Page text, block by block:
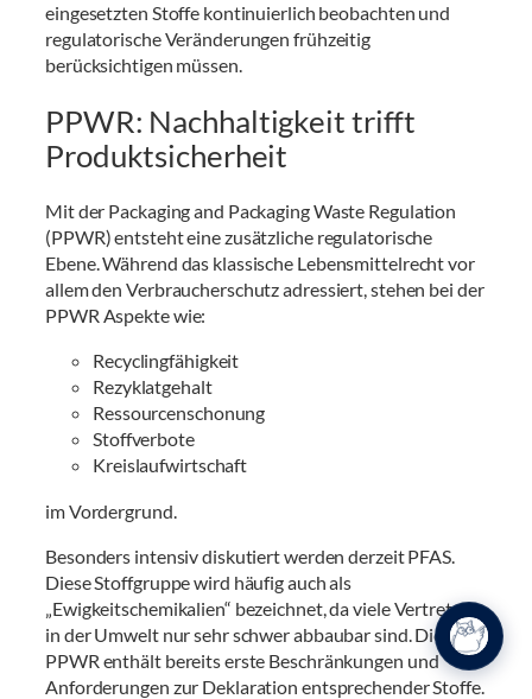
eingesetzten Stoffe kontinuierlich beobachten und
regulatorische Veränderungen frühzeitig
berücksichtigen müssen.
PPWR: Nachhaltigkeit trifft
Produktsicherheit
Mit der Packaging and Packaging Waste Regulation
(PPWR) entsteht eine zusätzliche regulatorische
Ebene. Während das klassische Lebensmittelrecht vor
allem den Verbraucherschutz adressiert, stehen bei der
PPWR Aspekte wie:
Recyclingfähigkeit
Rezyklatgehalt
Ressourcenschonung
Stoffverbote
Kreislaufwirtschaft
im Vordergrund.
Besonders intensiv diskutiert werden derzeit PFAS.
Diese Stoffgruppe wird häufig auch als
„Ewigkeitschemikalien“ bezeichnet, da viele Vertreter
in der Umwelt nur sehr schwer abbaubar sind. Die
PPWR enthält bereits erste Beschränkungen und
Anforderungen zur Deklaration entsprechender Stoffe.